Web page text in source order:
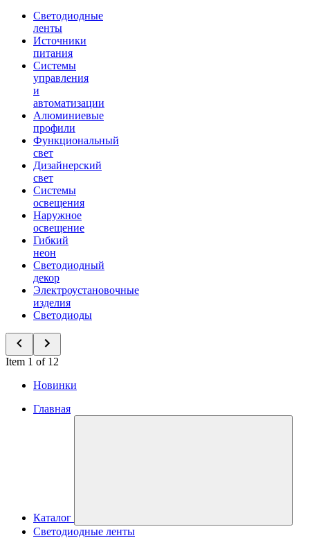
Светодиодные
ленты
Источники
питания
Системы
управления
и
автоматизации
Алюминиевые
профили
Функциональный
свет
Дизайнерский
свет
Системы
освещения
Наружное
освещение
Гибкий
неон
Светодиодный
декор
Электроустановочные
изделия
Светодиоды
Item 1 of 12
Новинки
Главная
Каталог
Светодиодные ленты